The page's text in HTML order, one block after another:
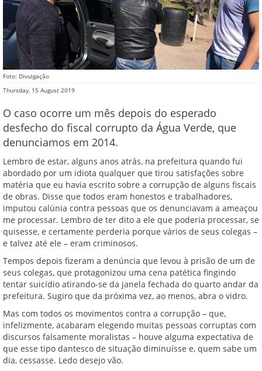
Foto: Divulgação
Thursday, 15 August 2019
O caso ocorre um mês depois do esperado
desfecho do fiscal corrupto da Água Verde, que
denunciamos em 2014.
Lembro de estar, alguns anos atrás, na prefeitura quando fui
abordado por um idiota qualquer que tirou satisfações sobre
matéria que eu havia escrito sobre a corrupção de alguns fiscais
de obras. Disse que todos eram honestos e trabalhadores,
imputou calúnia contra pessoas que os denunciavam a ameaçou
me processar. Lembro de ter dito a ele que poderia processar, se
quisesse, e certamente perderia porque vários de seus colegas –
e talvez até ele – eram criminosos.
Tempos depois fizeram a denúncia que levou à prisão de um de
seus colegas, que protagonizou uma cena patética fingindo
tentar suicídio atirando-se da janela fechada do quarto andar da
prefeitura. Sugiro que da próxima vez, ao menos, abra o vidro.
Mas com todos os movimentos contra a corrupção – que,
infelizmente, acabaram elegendo muitas pessoas corruptas com
discursos falsamente moralistas – houve alguma expectativa de
que esse tipo dantesco de situação diminuísse e, quem sabe um
dia, cessasse. Ledo desejo vão.